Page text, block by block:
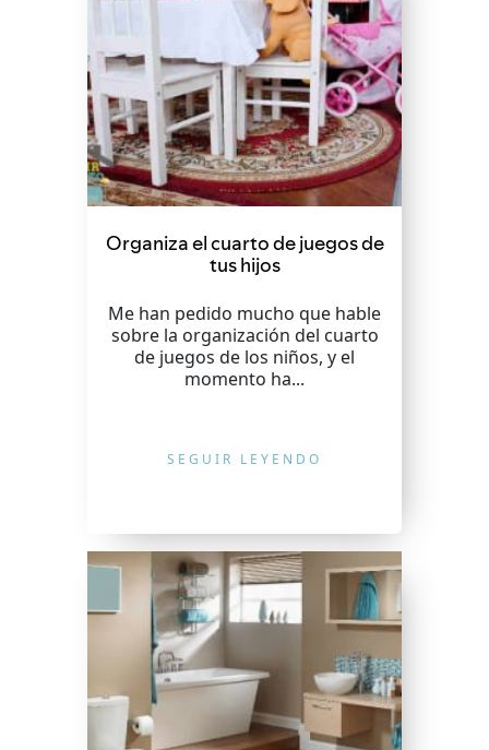
Organiza el cuarto de juegos de
tus hijos
Me han pedido mucho que hable
sobre la organización del cuarto
de juegos de los niños, y el
momento ha...
SEGUIR LEYENDO